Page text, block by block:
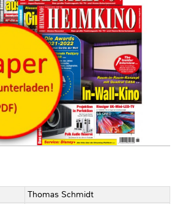
Thomas Schmidt